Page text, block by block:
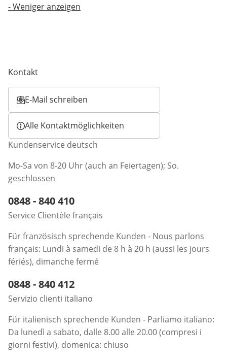
-Weniger anzeigen
Kontakt
E-Mail schreiben
Öffnet E-Mail-Client
Alle Kontaktmöglichkeiten
Kundenservice deutsch
Mo-Sa von 8-20 Uhr (auch an Feiertagen); So.
geschlossen
Telefonnummer:
0848 - 840 410
Service Clientèle français
Für französisch sprechende Kunden - Nous parlons
français: Lundi à samedi de 8 h à 20 h (aussi les jours
fériés), dimanche fermé
Telefonnummer:
0848 - 840 412
Servizio clienti italiano
Für italienisch sprechende Kunden - Parliamo italiano:
Da lunedì a sabato, dalle 8.00 alle 20.00 (compresi i
giorni festivi), domenica: chiuso